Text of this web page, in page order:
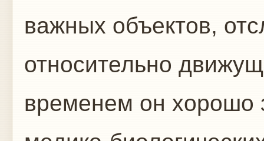
важных объектов,
относительно
временем он хорошо